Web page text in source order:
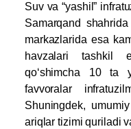
Suv va “yashil”
Samarqand
markazlarida esa
havzalari tashkil
qo‘shimcha 10 ta
favvoralar
Shuningdek,
ariqlar tizimi quriladi